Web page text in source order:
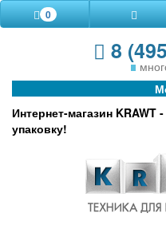
0
8
Интернет-магазин KRAWT
упаковку!